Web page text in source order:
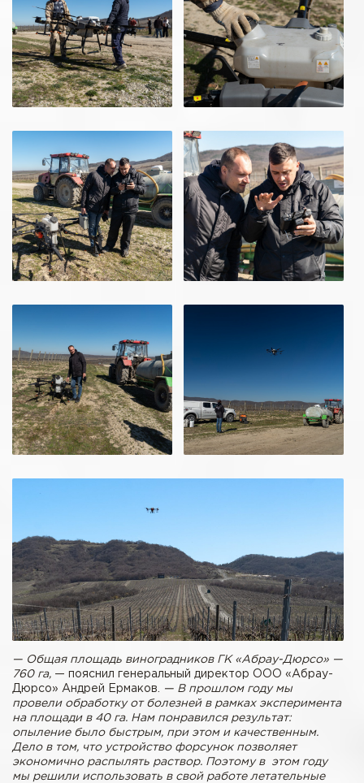
— Общая площадь виноградников ГК «Абрау-Дюрсо» —
760 га, — пояснил генеральный директор ООО «Абрау-
Дюрсо» Андрей Ермаков. — В прошлом году мы
провели обработку от болезней в рамках эксперимента
на площади в 40 га. Нам понравился результат:
опыление было быстрым, при этом и качественным.
Дело в том, что устройство форсунок позволяет
экономично распылять раствор. Поэтому в этом году
мы решили использовать в свой работе летательные